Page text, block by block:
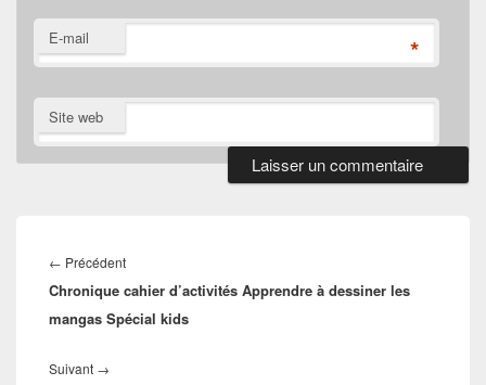
E-mail *
Site web
de
l’article
← PrécédentArticle
précédent :
Chronique cahier d’activités Apprendre à dessiner les
mangas Spécial kids
Suivant →